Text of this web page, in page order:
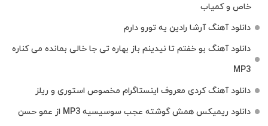
خاص و کمیاب
دانلود آهنگ آرشا رادین یه تورو دارم
دانلود آهنگ بو خفتم تا نیدینم باز بهاره تی جا خالی بمانده می کناره
MP3
دانلود آهنگ کردی معروف اینستاگرام مخصوص استوری و ریلز
دانلود ریمیکس همش گوشته عجب سوسیسیه MP3 از عمو حسن